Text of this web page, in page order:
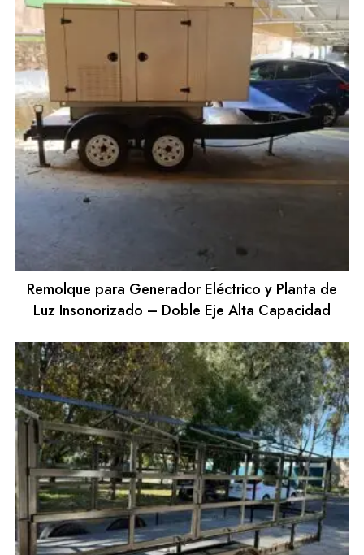
Remolque para Generador Eléctrico y Planta de
Luz Insonorizado – Doble Eje Alta Capacidad